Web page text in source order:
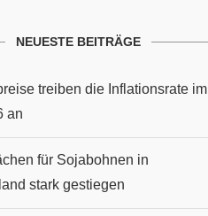
NEUESTE BEITRÄGE
treiben die Inflationsrate im
an
für Sojabohnen in
stark gestiegen